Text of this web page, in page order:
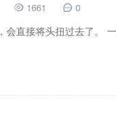
 1661  0
会直接将头扭过去了。